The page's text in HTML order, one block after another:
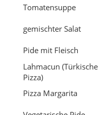
Lahmacun (Türkische
Pizza)
Vegetarische Pide
Vegetarische Pide mit
Pilzen
Milchbällchen mit
Pistazien